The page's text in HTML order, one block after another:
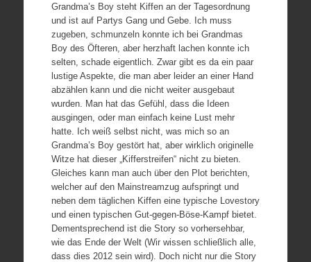
Grandma’s Boy steht Kiffen an der Tagesordnung
und ist auf Partys Gang und Gebe. Ich muss
zugeben, schmunzeln konnte ich bei Grandmas
Boy des Öfteren, aber herzhaft lachen konnte ich
selten, schade eigentlich. Zwar gibt es da ein paar
lustige Aspekte, die man aber leider an einer Hand
abzählen kann und die nicht weiter ausgebaut
wurden. Man hat das Gefühl, dass die Ideen
ausgingen, oder man einfach keine Lust mehr
hatte. Ich weiß selbst nicht, was mich so an
Grandma’s Boy gestört hat, aber wirklich originelle
Witze hat dieser „Kifferstreifen“ nicht zu bieten.
Gleiches kann man auch über den Plot berichten,
welcher auf den Mainstreamzug aufspringt und
neben dem täglichen Kiffen eine typische Lovestory
und einen typischen Gut-gegen-Böse-Kampf bietet.
Dementsprechend ist die Story so vorhersehbar,
wie das Ende der Welt (Wir wissen schließlich alle,
dass dies 2012 sein wird). Doch nicht nur die Story